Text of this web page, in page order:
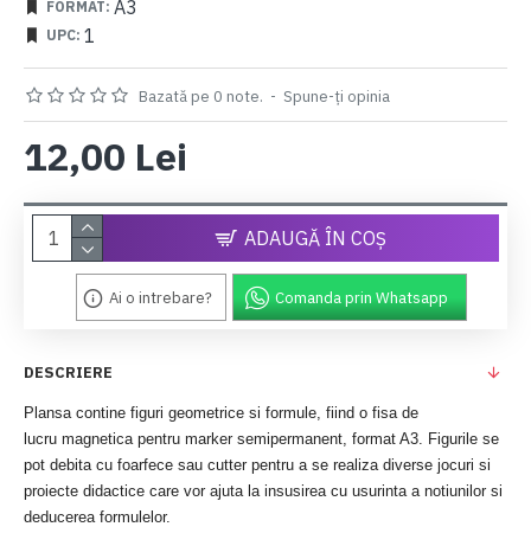
FORMAT: A3
UPC: 1
Bazată pe 0 note. - Spune-ţi opinia
12,00 Lei
ADAUGĂ ÎN COŞ
Ai o intrebare? Comanda prin Whatsapp
DESCRIERE
Plansa contine figuri geometrice si formule, fiind o fisa de
lucru magnetica pentru marker semipermanent, format A3. Figurile se
pot debita cu foarfece sau cutter pentru a se realiza diverse jocuri si
proiecte didactice care vor ajuta la insusirea cu usurinta a notiunilor si
deducerea formulelor.